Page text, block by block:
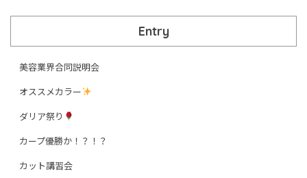
Entry
美容業界合同説明会
オススメカラー
ダリア祭り
カープ優勝か！？！？
カット講習会